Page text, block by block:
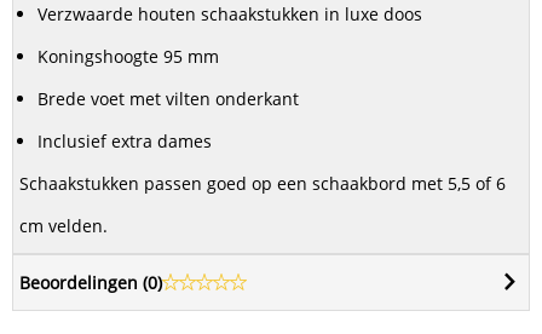
Verzwaarde houten schaakstukken in luxe doos
Koningshoogte 95 mm
Brede voet met vilten onderkant
Inclusief extra dames
Schaakstukken passen goed op een schaakbord met 5,5 of 6
cm velden.
Beoordelingen (0)